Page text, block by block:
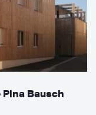
Bausch